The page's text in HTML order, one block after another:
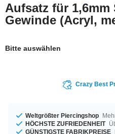
Aufsatz für 1,6mm
Gewinde (Acryl,
Bitte auswählen
Crazy Best
Weltgrößter Piercingshop
HÖCHSTE ZUFRIEDENHEIT
GÜNSTIGSTE FABRIKPREISE